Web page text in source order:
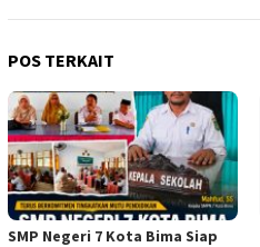
POS TERKAIT
SMP Negeri 7 Kota Bima Siap